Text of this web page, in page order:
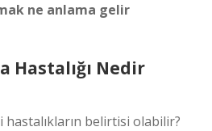
ne anlama gelir
Hastalığı Nedir
hastalıkların belirtisi olabilir?